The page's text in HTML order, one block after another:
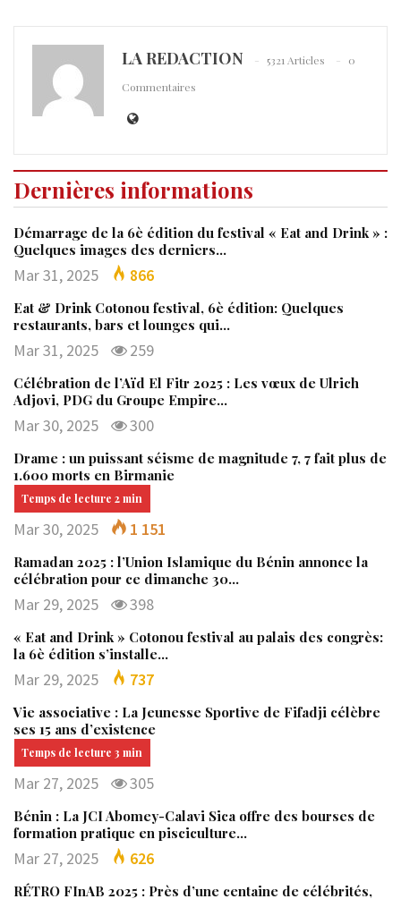
LA REDACTION 5321 Articles
0
Commentaires
Dernières informations
Démarrage de la 6è édition du festival « Eat and Drink » :
Quelques images des derniers…
Mar 31, 2025 866
Eat & Drink Cotonou festival, 6è édition: Quelques
restaurants, bars et lounges qui…
Mar 31, 2025 259
Célébration de l’Aïd El Fitr 2025 : Les vœux de Ulrich
Adjovi, PDG du Groupe Empire…
Mar 30, 2025 300
Drame : un puissant séisme de magnitude 7, 7 fait plus de
1.600 morts en Birmanie
Mar 30, 2025 1 151
Ramadan 2025 : l’Union Islamique du Bénin annonce la
célébration pour ce dimanche 30…
Mar 29, 2025 398
« Eat and Drink » Cotonou festival au palais des congrès:
la 6è édition s’installe…
Mar 29, 2025 737
Vie associative : La Jeunesse Sportive de Fifadji célèbre
ses 15 ans d’existence
Mar 27, 2025 305
Bénin : La JCI Abomey-Calavi Sica offre des bourses de
formation pratique en pisciculture…
Mar 27, 2025 626
RÉTRO FInAB 2025 : Près d’une centaine de célébrités,